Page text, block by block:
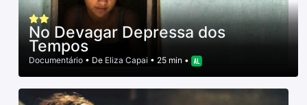
No Devagar Depressa dos
Tempos
Documentário • De Eliza Capai • 25 min •